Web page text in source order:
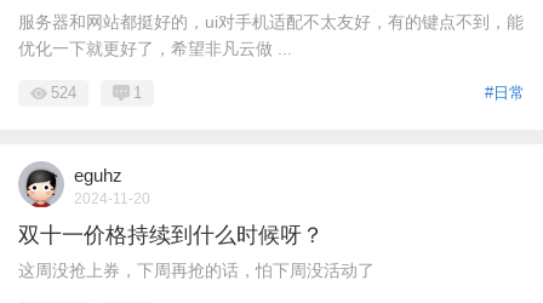
服务器和网站都挺好的，ui对手机适配不太友好，有的键点不到，能
优化一下就更好了，希望非凡云做 ...
#日常
524 1
eguhz
2024-11-20
双十一价格持续到什么时候呀？
这周没抢上券，下周再抢的话，怕下周没活动了